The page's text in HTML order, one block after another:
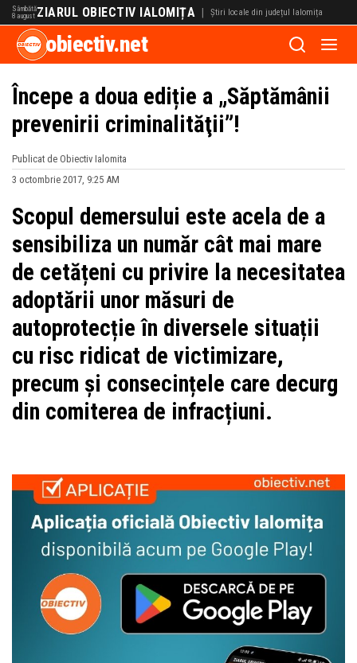
Sâmbătă
8 august ZIARUL OBIECTIV IALOMIȚA | Știri locale din județul Ialomița
obiectiv.net
Începe a doua ediție a „Săptămânii
prevenirii criminalităţii”!
Publicat de Obiectiv Ialomita
3 octombrie 2017, 9:25 AM
Scopul demersului este acela de a
sensibiliza un număr cât mai mare
de cetățeni cu privire la necesitatea
adoptării unor măsuri de
autoprotecție în diversele situații
cu risc ridicat de victimizare,
precum și consecințele care decurg
din comiterea de infracțiuni.